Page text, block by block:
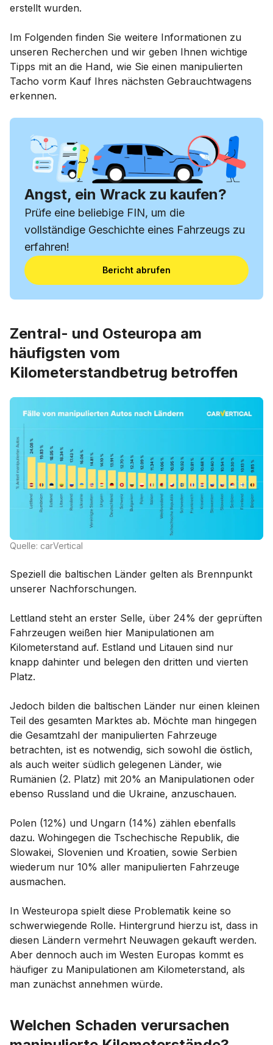
erstellt wurden.
Im Folgenden finden Sie weitere Informationen zu
unseren Recherchen und wir geben Ihnen wichtige
Tipps mit an die Hand, wie Sie einen manipulierten
Tacho vorm Kauf Ihres nächsten Gebrauchtwagens
erkennen.
Angst, ein Wrack zu kaufen?
Prüfe eine beliebige FIN, um die
vollständige Geschichte eines Fahrzeugs zu
erfahren!
Bericht abrufen
Zentral- und Osteuropa am
häufigsten vom
Kilometerstandbetrug betroffen
Quelle: carVertical
Speziell die baltischen Länder gelten als Brennpunkt
unserer Nachforschungen.
Lettland steht an erster Selle, über 24% der geprüften
Fahrzeugen weißen hier Manipulationen am
Kilometerstand auf. Estland und Litauen sind nur
knapp dahinter und belegen den dritten und vierten
Platz.
Jedoch bilden die baltischen Länder nur einen kleinen
Teil des gesamten Marktes ab. Möchte man hingegen
die Gesamtzahl der manipulierten Fahrzeuge
betrachten, ist es notwendig, sich sowohl die östlich,
als auch weiter südlich gelegenen Länder, wie
Rumänien (2. Platz) mit 20% an Manipulationen oder
ebenso Russland und die Ukraine, anzuschauen.
Polen (12%) und Ungarn (14%) zählen ebenfalls
dazu. Wohingegen die Tschechische Republik, die
Slowakei, Slovenien und Kroatien, sowie Serbien
wiederum nur 10% aller manipulierten Fahrzeuge
ausmachen.
In Westeuropa spielt diese Problematik keine so
schwerwiegende Rolle. Hintergrund hierzu ist, dass in
diesen Ländern vermehrt Neuwagen gekauft werden.
Aber dennoch auch im Westen Europas kommt es
häufiger zu Manipulationen am Kilometerstand, als
man zunächst annehmen würde.
Welchen Schaden verursachen